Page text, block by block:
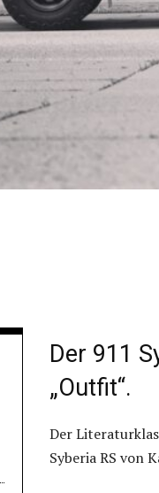
Der 911
„Outfit“.
Der
Syberia RS von